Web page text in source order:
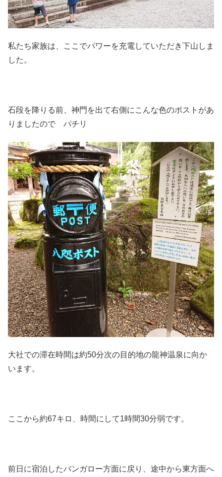
私たち家族は、ここでパワーを充電していただき下山しま
した。
石段を降りる前、神門を出て右側にこんな色のポストがあ
りましたので パチリ
大社での滞在時間は約50分次の目的地の龍神温泉に向か
います。
ここから約67キロ、時間にして1時間30分弱です。
前日に宿泊したバンガロー方面に戻り、途中から東方面へ